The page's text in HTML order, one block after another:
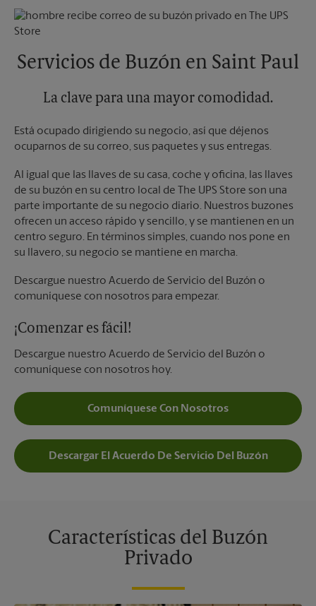
Viernes
5:30 PM
Sábado
Lunes
5:30 PM
Servicios de Buzón en Saint Paul
La clave para una mayor comodidad.
Está ocupado dirigiendo su negocio, así que déjenos
ocuparnos de su correo, sus paquetes y sus entregas.
Al igual que las llaves de su casa, coche y oficina, las llaves
de su buzón en su centro local de The UPS Store son una
parte importante de su negocio diario. Nuestros buzones
ofrecen un acceso rápido y sencillo, y se mantienen en un
centro seguro. En términos simples, cuando nos pone en
su llavero, su negocio se mantiene en marcha.
Descargue nuestro Acuerdo de Servicio del Buzón o
comuníquese con nosotros para empezar.
¡Comenzar es fácil!
Descargue nuestro Acuerdo de Servicio del Buzón o
comuníquese con nosotros hoy.
Comuníquese Con Nosotros
Descargar El Acuerdo De Servicio Del Buzón
Características del Buzón
Privado